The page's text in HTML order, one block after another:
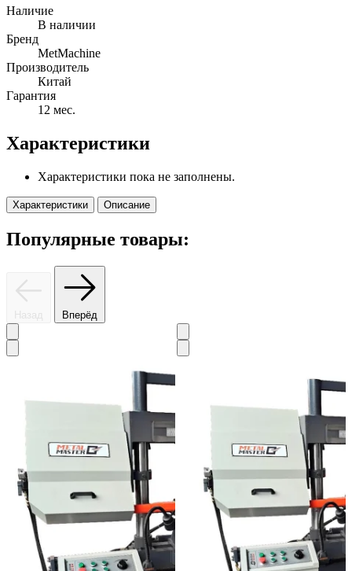
Наличие
В наличии
Бренд
MetMachine
Производитель
Китай
Гарантия
12 мес.
Характеристики
Характеристики пока не заполнены.
Характеристики Описание
Популярные товары:
Назад Вперёд